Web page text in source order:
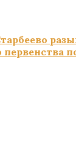
первенства